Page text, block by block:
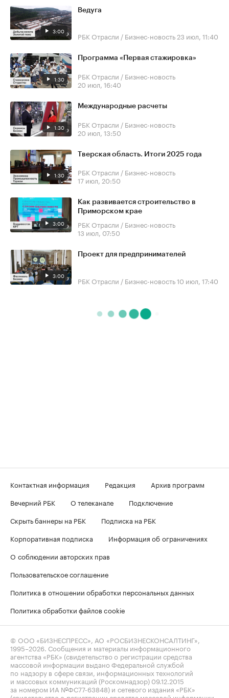
3:00
Ведуга
РБК Отрасли / Бизнес-новость 23 июл, 11:40
1:30
Программа «Первая стажировка»
РБК Отрасли / Бизнес-новость
20 июл, 16:40
1:30
Международные расчеты
РБК Отрасли / Бизнес-новость
20 июл, 13:50
1:30
Тверская область. Итоги 2025 года
РБК Отрасли / Бизнес-новость
17 июл, 20:50
3:00
Как развивается строительство в
Приморском крае
РБК Отрасли / Бизнес-новость
13 июл, 07:50
3:00
Проект для предпринимателей
РБК Отрасли / Бизнес-новость10 июл, 17:40
Контактная информация Редакция
Архив программ
Вечерний РБК
О телеканале
Подключение
Скрыть баннеры на РБК
Подписка на РБК
Корпоративная подписка
Информация об ограничениях
О соблюдении авторских прав
Пользовательское соглашение
Политика в отношении обработки персональных данных
Политика обработки файлов cookie
© ООО «БИЗНЕСПРЕСС», АО «РОСБИЗНЕСКОНСАЛТИНГ»,
1995–2026. Сообщения и материалы информационного
агентства «РБК» (свидетельство о регистрации средства
массовой информации выдано Федеральной службой
по надзору в сфере связи, информационных технологий
и массовых коммуникаций (Роскомнадзор) 09.12.2015
за номером ИА №ФС77-63848) и сетевого издания «РБК»